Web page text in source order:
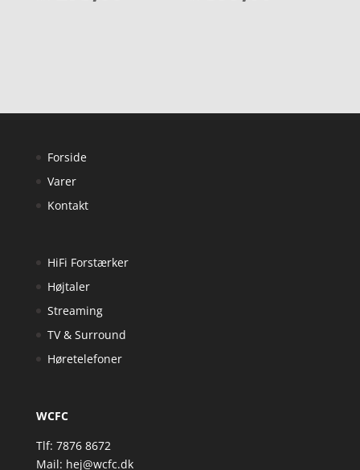
Forside
Varer
Kontakt
HiFi Forstærker
Højtaler
Streaming
TV & Surround
Høretelefoner
WCFC
Tlf: 7876 8672
Mail: hej@wcfc.dk